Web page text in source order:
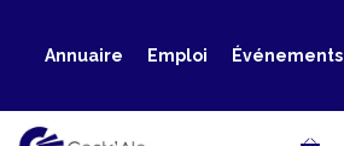
Annuaire Emploi Événements